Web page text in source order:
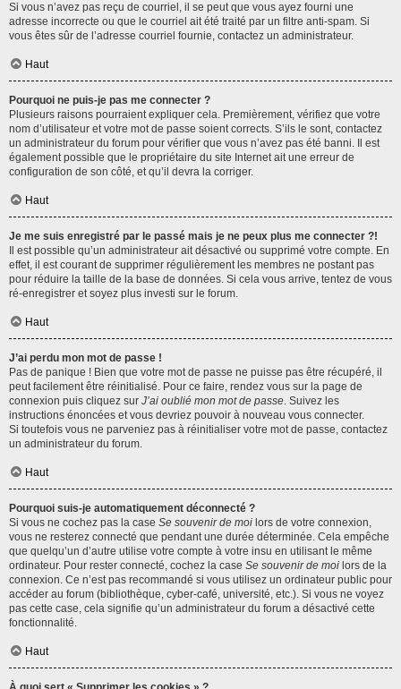
Si vous n’avez pas reçu de courriel, il se peut que vous ayez fourni une
adresse incorrecte ou que le courriel ait été traité par un filtre anti-spam. Si
vous êtes sûr de l’adresse courriel fournie, contactez un administrateur.
Haut
Pourquoi ne puis-je pas me connecter ?
Plusieurs raisons pourraient expliquer cela. Premièrement, vérifiez que votre
nom d’utilisateur et votre mot de passe soient corrects. S’ils le sont, contactez
un administrateur du forum pour vérifier que vous n’avez pas été banni. Il est
également possible que le propriétaire du site Internet ait une erreur de
configuration de son côté, et qu’il devra la corriger.
Haut
Je me suis enregistré par le passé mais je ne peux plus me connecter ?!
Il est possible qu’un administrateur ait désactivé ou supprimé votre compte. En
effet, il est courant de supprimer régulièrement les membres ne postant pas
pour réduire la taille de la base de données. Si cela vous arrive, tentez de vous
ré-enregistrer et soyez plus investi sur le forum.
Haut
J’ai perdu mon mot de passe !
Pas de panique ! Bien que votre mot de passe ne puisse pas être récupéré, il
peut facilement être réinitialisé. Pour ce faire, rendez vous sur la page de
connexion puis cliquez sur J’ai oublié mon mot de passe. Suivez les
instructions énoncées et vous devriez pouvoir à nouveau vous connecter.
Si toutefois vous ne parveniez pas à réinitialiser votre mot de passe, contactez
un administrateur du forum.
Haut
Pourquoi suis-je automatiquement déconnecté ?
Si vous ne cochez pas la case Se souvenir de moi lors de votre connexion,
vous ne resterez connecté que pendant une durée déterminée. Cela empêche
que quelqu’un d’autre utilise votre compte à votre insu en utilisant le même
ordinateur. Pour rester connecté, cochez la case Se souvenir de moi lors de la
connexion. Ce n’est pas recommandé si vous utilisez un ordinateur public pour
accéder au forum (bibliothèque, cyber-café, université, etc.). Si vous ne voyez
pas cette case, cela signifie qu’un administrateur du forum a désactivé cette
fonctionnalité.
Haut